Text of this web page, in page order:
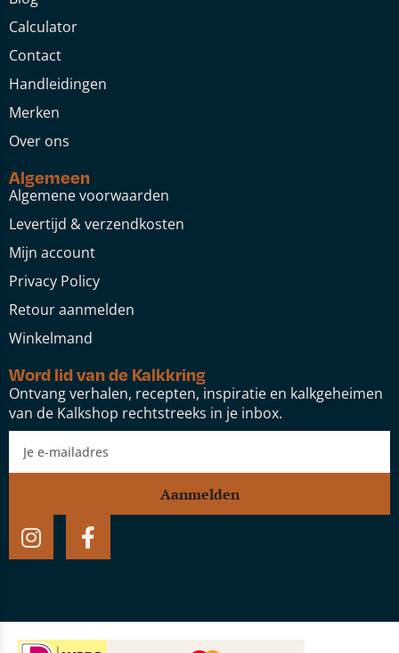
Calculator
Contact
Handleidingen
Merken
Over ons
Algemeen
Algemene voorwaarden
Levertijd & verzendkosten
Mijn account
Privacy Policy
Retour aanmelden
Winkelmand
Word lid van de Kalkkring
Ontvang verhalen, recepten, inspiratie en kalkgeheimen
van de Kalkshop rechtstreeks in je inbox.
Aanmelden